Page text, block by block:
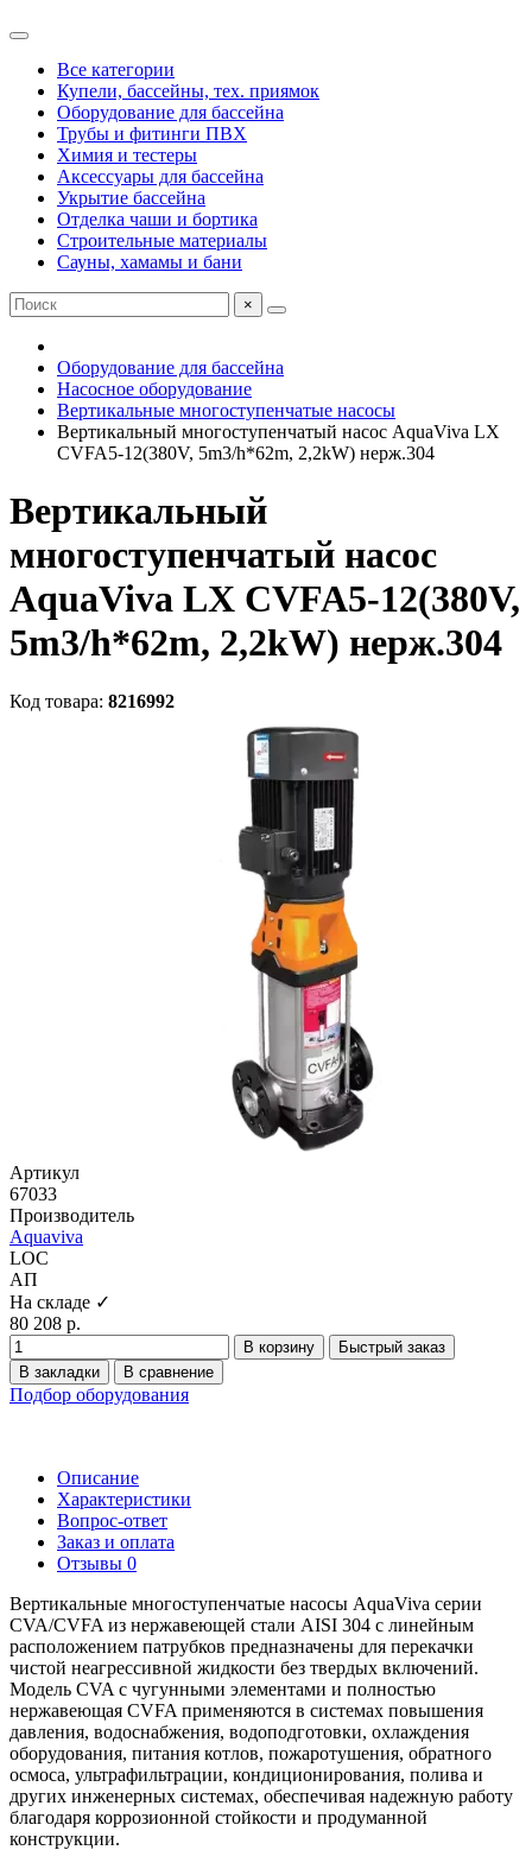
Все категории
Купели, бассейны, тех. приямок
Оборудование для бассейна
Трубы и фитинги ПВХ
Химия и тестеры
Аксессуары для бассейна
Укрытие бассейна
Отделка чаши и бортика
Строительные материалы
Сауны, хамамы и бани
×
Оборудование для бассейна
Насосное оборудование
Вертикальные многоступенчатые насосы
Вертикальный многоступенчатый насос AquaViva LX
CVFA5-12(380V, 5m3/h*62m, 2,2kW) нерж.304
Вертикальный
многоступенчатый насос
AquaViva LX CVFA5-12(380V,
5m3/h*62m, 2,2kW) нерж.304
Код товара: 8216992
Артикул
67033
Производитель
Aquaviva
LOC
АП
На складе ✓
80 208 р.
В корзину
Быстрый заказ
В закладки
В сравнение
Подбор оборудования
Описание
Характеристики
Вопрос-ответ
Заказ и оплата
Отзывы 0
Вертикальные многоступенчатые насосы AquaViva серии
CVA/CVFA из нержавеющей стали AISI 304 с линейным
расположением патрубков предназначены для перекачки
чистой неагрессивной жидкости без твердых включений.
Модель CVA с чугунными элементами и полностью
нержавеющая CVFA применяются в системах повышения
давления, водоснабжения, водоподготовки, охлаждения
оборудования, питания котлов, пожаротушения, обратного
осмоса, ультрафильтрации, кондиционирования, полива и
других инженерных системах, обеспечивая надежную работу
благодаря коррозионной стойкости и продуманной
конструкции.